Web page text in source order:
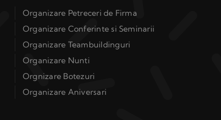
Organizare Petreceri de Firma
Organizare Conferinte si Seminarii
Organizare Teambuildinguri
Organizare Nunti
Orgnizare Botezuri
Organizare Aniversari